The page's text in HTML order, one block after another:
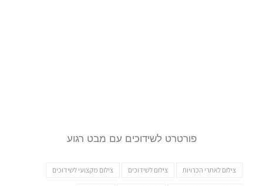
פורטרט לשידוכים עם מבט רגוע
צילום לאתרי הכרויות צילום לשידוכים צילום מקצועי לשידוכים